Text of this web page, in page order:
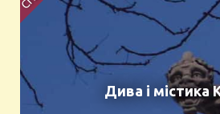
Дива і містика